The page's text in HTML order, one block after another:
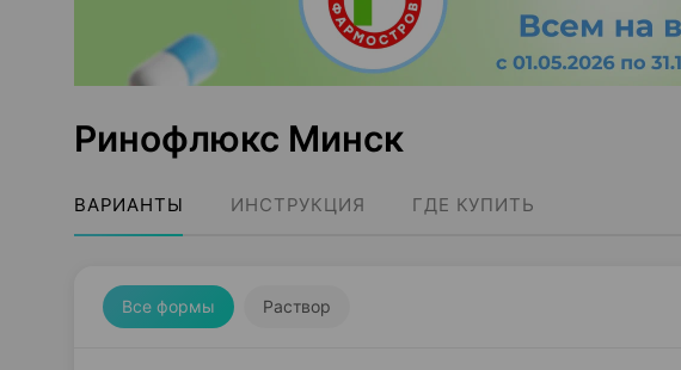
Ринофлюкс Минск
ВАРИАНТЫ ИНСТРУКЦИЯ ГДЕ КУПИТЬ
Все формы Раствор